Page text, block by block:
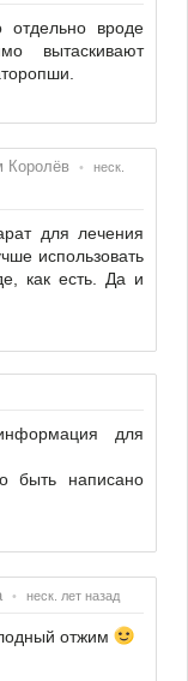
вроде
вытаскивают
Королёв •
неск.
для лечения
использовать
как есть. Да и
для
быть написано
• неск. лет назад
отжим